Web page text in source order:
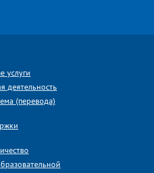
услуги
деятельность
(перевода)